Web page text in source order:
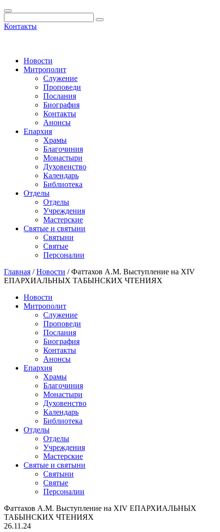
Контакты
Новости
Митрополит
Служение
Проповеди
Послания
Биография
Контакты
Анонсы
Епархия
Храмы
Благочиния
Монастыри
Духовенство
Календарь
Библиотека
Отделы
Отделы
Учреждения
Мастерские
Святые и святыни
Cвятыни
Cвятые
Персоналии
Главная /Новости /Фаттахов А.М. Выступление на ХIV
ЕПАРХИАЛЬНЫХ ТАБЫНСКИХ ЧТЕНИЯХ
Новости
Митрополит
Служение
Проповеди
Послания
Биография
Контакты
Анонсы
Епархия
Храмы
Благочиния
Монастыри
Духовенство
Календарь
Библиотека
Отделы
Отделы
Учреждения
Мастерские
Святые и святыни
Cвятыни
Cвятые
Персоналии
Фаттахов А.М. Выступление на ХIV ЕПАРХИАЛЬНЫХ
ТАБЫНСКИХ ЧТЕНИЯХ
26.11.24